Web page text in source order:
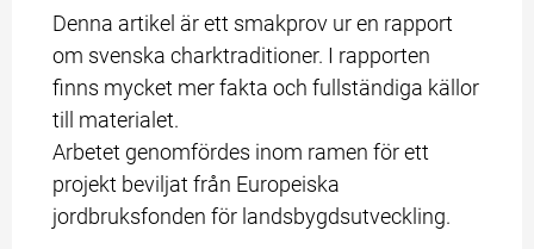
Denna artikel är ett smakprov ur en rapport
om svenska charktraditioner. I rapporten
finns mycket mer fakta och fullständiga källor
till materialet.
Arbetet genomfördes inom ramen för ett
projekt beviljat från Europeiska
jordbruksfonden för landsbygdsutveckling.